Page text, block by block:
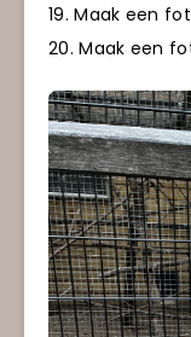
19. Maak een
20. Maak een